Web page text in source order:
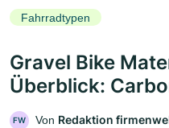
Fahrradtypen
Gravel Bike
Überblick:
FW Von Redaktion